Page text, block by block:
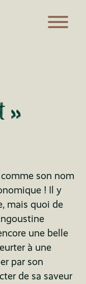
»
son nom
! Il y
mais quoi de
une belle
à une
par son
de sa saveur